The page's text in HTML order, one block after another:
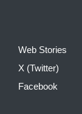
Web Stories
X (Twitter)
Facebook